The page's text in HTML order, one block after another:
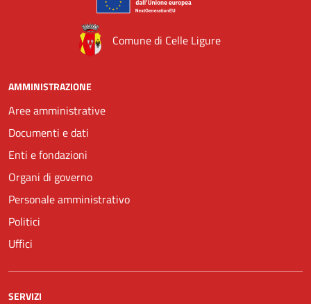
Comune di Celle Ligure
AMMINISTRAZIONE
Aree amministrative
Documenti e dati
Enti e fondazioni
Organi di governo
Personale amministrativo
Politici
Uffici
SERVIZI